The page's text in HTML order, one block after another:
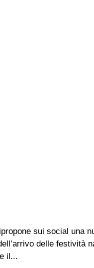
sui social una
delle festività
il...